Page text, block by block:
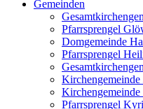
Gemeinden
Pfarrsprengel
Domgemeinde
Pfarrsprengel
Pfarrsprengel